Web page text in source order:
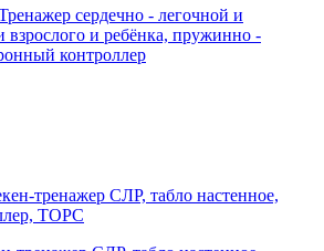
сердечно - легочной и
взрослого и ребёнка, пружинно -
контроллер